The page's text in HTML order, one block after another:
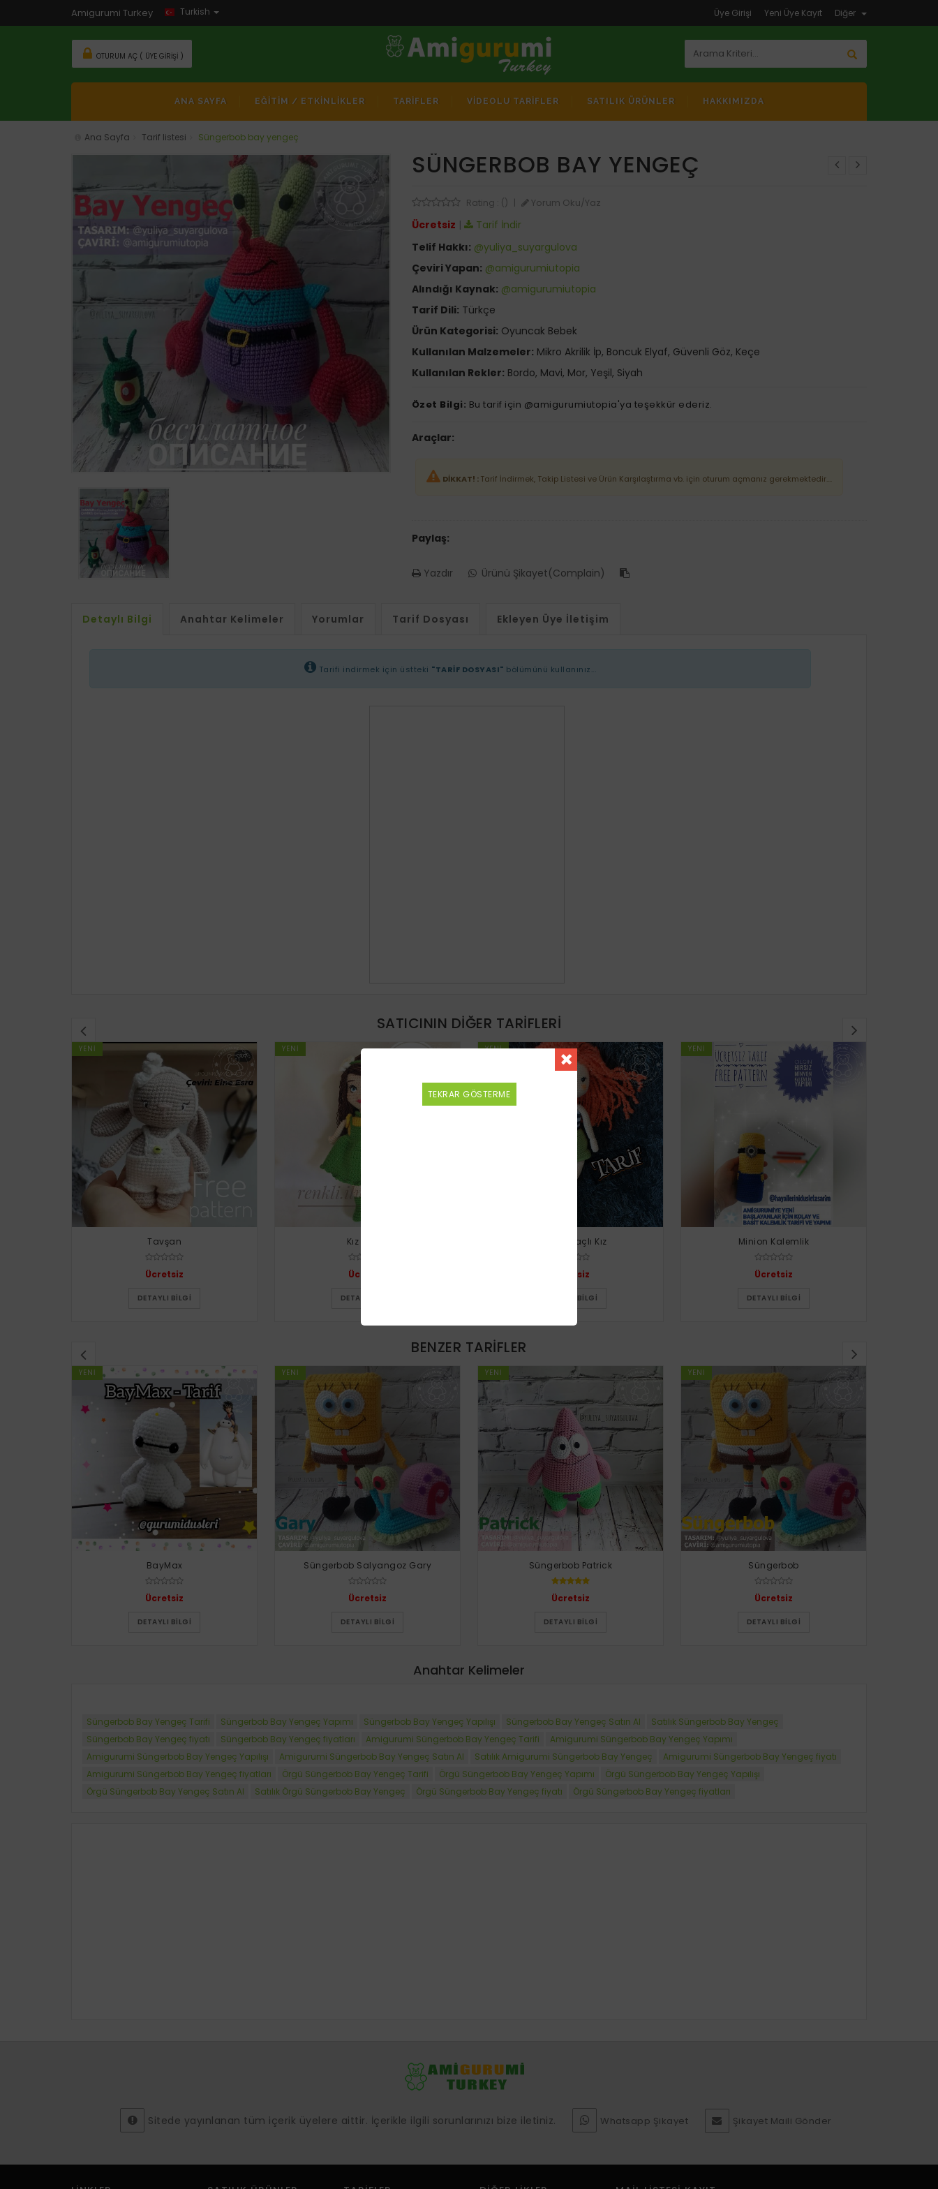
Amigurumi Turkey Turkish Üye Girişi Yeni Üye Kayıt Diğer
OTURUM AÇ ( ÜYE GIRIŞI )
ANA SAYFA EĞİTİM / ETKİNLİKLER TARİFLER VİDEOLU TARİFLER SATILIK ÜRÜNLER HAKKIMIZDA
Ana Sayfa Tarif listesi Süngerbob bay yengeç
SÜNGERBOB BAY YENGEÇ
Rating : () Yorum Oku/Yaz
Ücretsiz |
Tarif İndir
Telif Hakkı: @yuliya_suyargulova
Çeviri Yapan: @amigurumiutopia
Alındığı Kaynak: @amigurumiutopia
Tarif Dili: Türkçe
Ürün Kategorisi: Oyuncak Bebek
Kullanılan Malzemeler: Mikro Akrilik İp, Boncuk Elyaf, Güvenli Göz, Keçe
Kullanılan Rekler: Bordo, Mavi, Mor, Yeşil, Siyah
Özet Bilgi: Bu tarif için @amigurumiutopia'ya teşekkür ederiz.
Araçlar:
DİKKAT! :Tarif İndirmek, Takip Listesi ve Ürün Karşılaştırma vb. için oturum açmanız gerekmektedir....
Paylaş:
Yazdır Ürünü Şikayet(Complain)
Detaylı Bilgi Anahtar Kelimeler Yorumlar Tarif Dosyası Ekleyen Üye İletişim
Tarifi indirmek için üstteki "TARİF DOSYASI" bölümünü kullanınız...
SATICININ DIĞER TARIFLERI
YENI
Tavşan
Ücretsiz
DETAYLI BILGI
YENI
Kız Bebek
Ücretsiz
DETAYLI BILGI
YENI
Truncu Saçlı Kız
Ücretsiz
DETAYLI BILGI
YENI
Minion Kalemlik
Ücretsiz
DETAYLI BILGI
BENZER TARIFLER
YENI
BayMax
Ücretsiz
DETAYLI BILGI
YENI
Süngerbob Salyangoz Gary
Ücretsiz
DETAYLI BILGI
YENI
Süngerbob Patrick
Ücretsiz
DETAYLI BILGI
YENI
Süngerbob
Ücretsiz
DETAYLI BILGI
Anahtar Kelimeler
Süngerbob Bay Yengeç Tarifi Süngerbob Bay Yengeç Yapımı Süngerbob Bay Yengeç Yapılışı Süngerbob Bay Yengeç Satın Al
Satılık Süngerbob Bay Yengeç
Süngerbob Bay Yengeç fiyatı
Süngerbob Bay Yengeç fiyatları Amigurumi Süngerbob Bay Yengeç Tarifi
Amigurumi Süngerbob Bay Yengeç Yapımı
Amigurumi Süngerbob Bay Yengeç Yapılışı
Amigurumi Süngerbob Bay Yengeç Satın Al Satılık Amigurumi Süngerbob Bay Yengeç
Amigurumi Süngerbob Bay Yengeç fiyatı
Amigurumi Süngerbob Bay Yengeç fiyatları
Örgü Süngerbob Bay Yengeç Tarifi Örgü Süngerbob Bay Yengeç Yapımı
Örgü Süngerbob Bay Yengeç Yapılışı
Örgü Süngerbob Bay Yengeç Satın Al
Satılık Örgü Süngerbob Bay Yengeç Örgü Süngerbob Bay Yengeç fiyatı Örgü Süngerbob Bay Yengeç fiyatları
Sitede yayınlanan tüm içerik üyelere aittir. İçerikle ilgili sorunlarınızı bize iletiniz. Whatsapp Şikayet Şikayet Maili Gönder
TEKRAR GÖSTERME